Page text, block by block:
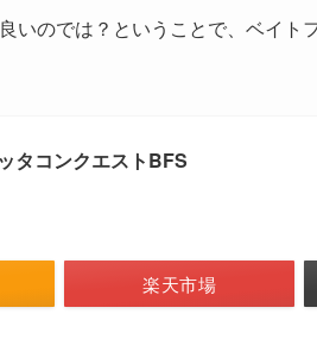
いのでは？ということで、ベイト
タコンクエストBFS
楽天市場